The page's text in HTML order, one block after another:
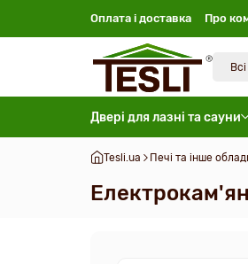
Оплата і доставка Про
Двері для лазні та сауни
Tesli.ua Печі та інше